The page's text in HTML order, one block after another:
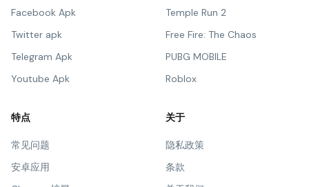
Facebook Apk
Twitter apk
Telegram Apk
Youtube Apk
Temple Run 2
Free Fire: The Chaos
PUBG MOBILE
Roblox
特点
常见问题
安卓应用
关于
隐私政策
条款